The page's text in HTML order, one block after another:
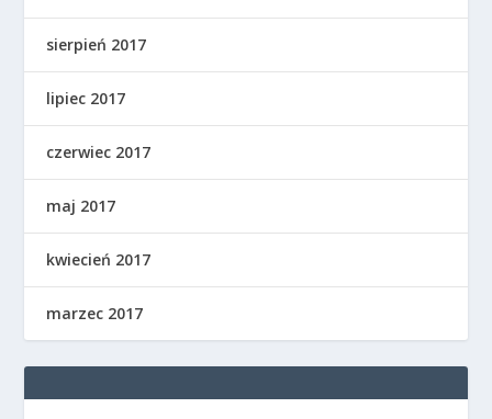
sierpień 2017
lipiec 2017
czerwiec 2017
maj 2017
kwiecień 2017
marzec 2017